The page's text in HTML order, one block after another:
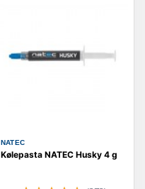
NATEC
Kølepasta NATEC Husky 4 g